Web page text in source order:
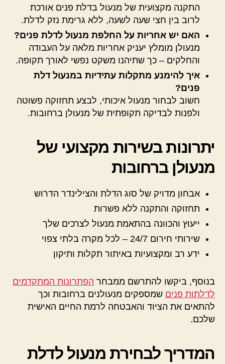
התקנה מקצועית של מנעול בדלת פנים אורכת
לרוב בין חצי שעה לשעה, ללא גרימת נזק לדלת.
האם יש אחריות על החלפת מנעול לדלת פנים?
מנעולן מומלץ יעניק אחריות מלאה על העבודה
והחלקים – כך שתיהנו משקט נפשי לאורך תקופה.
איך להימנע מתקלות עתידיות במנעול דלת
פנים?
חשוב לבחור מנעול איכותי, לבצע תחזוקה פשוטה
ולפנות לבדיקה תקופתית של מנעולן ברחובות.
יתרונות בשירות מקצועי של
מנעולן ברחובות
אבחון מדויק של סוג הדלת והצילינדר הדרוש
תחזוקה והתקנה ללא פשרות
ייעוץ והכוונה בהתאמת מנעול לצרכים שלך
שירותי חירום 24/7 – לכל מקרה בלתי צפוי
ידע רב ומקצועיות באיתור תקלות ותיקון
בנוסף, ביקשו להתרשם ממבחר הפתרונות המתקדמים
לדלתות פנים שמספקים מנעולנים ברחובות וכך
להתאים את הציוד והאבטחה לרמת החיים האישית
שלכם.
המדריך לבחירת מנעול לדלת